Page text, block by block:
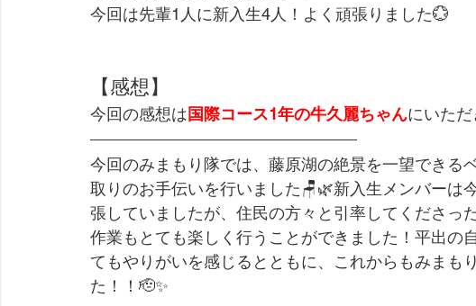
今回は先輩1人に新入生4人！よく頑張りました💮
【感想】
今回の感想は国際コース1年の牛久麗ちゃんにいた
今回のみまもり隊では、藤原湖の絶景を一望できる
取りのお手伝いを行いました🪑🌿新入生メンバーは
張していましたが、住民の方々と引率してくださっ
作業もとても楽しく行うことができました！平出の
てもやりがいを感じるとともに、これからもみまも
た！！🫡✨